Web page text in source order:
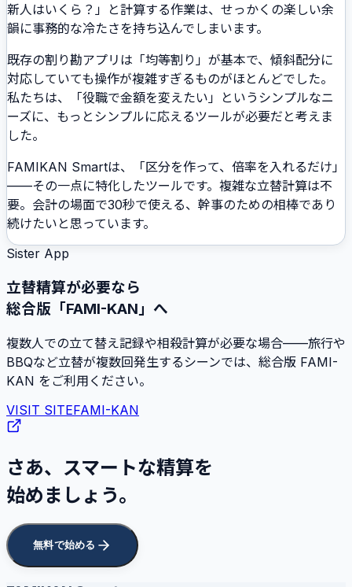
新人はいくら？」と計算する作業は、せっかくの楽しい余
韻に事務的な冷たさを持ち込んでしまいます。
既存の割り勘アプリは「均等割り」が基本で、傾斜配分に
対応していても操作が複雑すぎるものがほとんどでした。
私たちは、「役職で金額を変えたい」というシンプルなニ
ーズに、もっとシンプルに応えるツールが必要だと考えま
した。
FAMIKAN Smartは、「区分を作って、倍率を入れるだけ」
——その一点に特化したツールです。複雑な立替計算は不
要。会計の場面で30秒で使える、幹事のための相棒であり
続けたいと思っています。
Sister App
立替精算が必要なら
総合版「FAMI-KAN」へ
複数人での立て替え記録や相殺計算が必要な場合——旅行や
BBQなど立替が複数回発生するシーンでは、総合版 FAMI-
KAN をご利用ください。
VISIT SITEFAMI-KAN
さあ、スマートな精算を
始めましょう。
無料で始める